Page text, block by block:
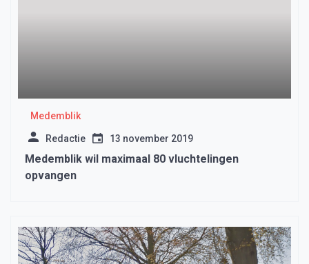
Medemblik
Redactie 13 november 2019
Medemblik wil maximaal 80 vluchtelingen
opvangen